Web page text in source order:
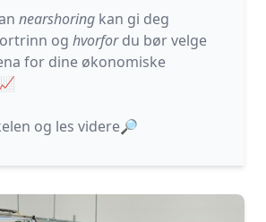
nearshoring kan gi deg
og hvorfordu bør velge
for dine økonomiske
📈
og les videre🔎